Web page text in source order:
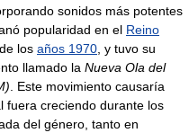
sonidos más potentes
popularidad en el Reino
los años 1970 , y tuvo su
llamado la Nueva Ola del
. Este movimiento causaría
fuera creciendo durante los
del género, tanto en